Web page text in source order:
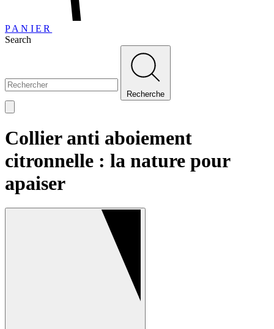
PANIER
Search
Recherche
Collier anti aboiement
citronnelle : la nature pour
apaiser